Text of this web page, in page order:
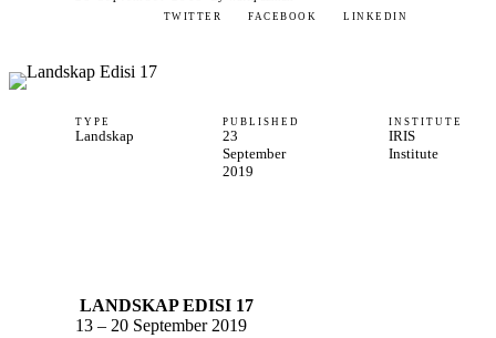
TWITTER FACEBOOK LINKEDIN
TYPE
Landskap
PUBLISHED
23
September
2019
INSTITUTE
IRIS
Institute
LANDSKAP EDISI 17
13 – 20 September 2019